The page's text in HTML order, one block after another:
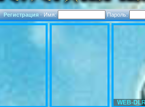
Регистрация·Имя: Пароль:
WEB-